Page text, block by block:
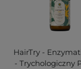
HairTry -
- Trychologiczny